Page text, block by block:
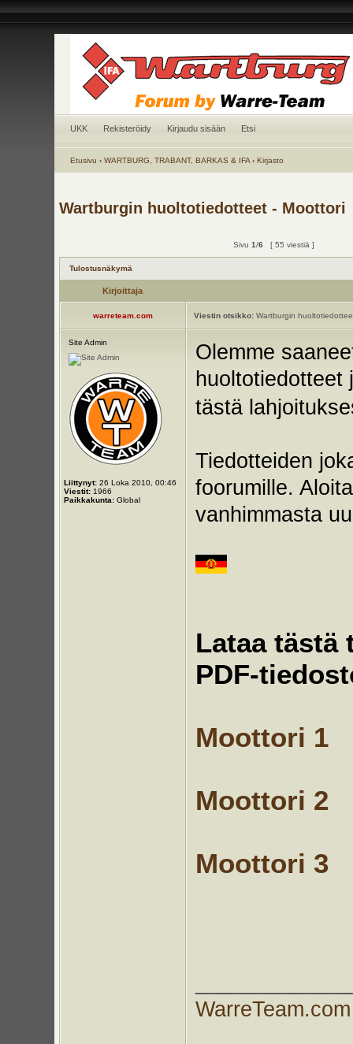
UKK Rekisteröidy Kirjaudu sisään Etsi
Etusivu ‹ WARTBURG, TRABANT, BARKAS & IFA ‹ Kirjasto
Wartburgin huoltotiedotteet - Moottori
Sivu 1/6 [ 55 viestiä ]
Tulostusnäkymä
Kirjoittaja
warreteam.com Viestin otsikko:Wartburgin
Site Admin
Liittynyt:26 Loka 2010, 00:46
Viestit:1966
Paikkakunta:Global
Olemme
huoltotiedotteet
tästä
Tiedotteiden
foorumille.
vanhimmasta
Lataa tästä
PDF-
Moottori 1
Moottori 2
Moottori 3
WarreTeam.com